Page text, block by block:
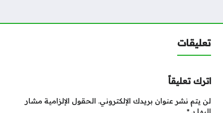
تعليقات
اترك تعليقاً
لن يتم نشر عنوان بريدك الإلكتروني. الحقول الإلزامية مشار